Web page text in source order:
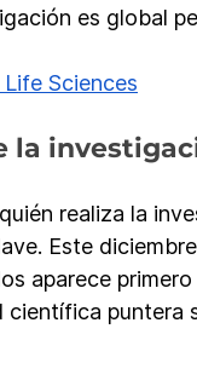
es global
Sciences
la
realiza la
Este
aparece
puntera